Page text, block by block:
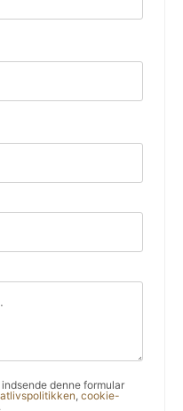
denne formular
, cookie-
.